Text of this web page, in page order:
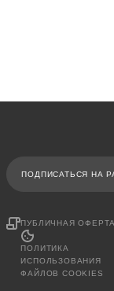
ПОДПИСАТЬСЯ НА
ПУБЛИЧНАЯ ОФЕРТА
ПОЛИТИКА
ИСПОЛЬЗОВАНИЯ
ФАЙЛОВ COOKIES